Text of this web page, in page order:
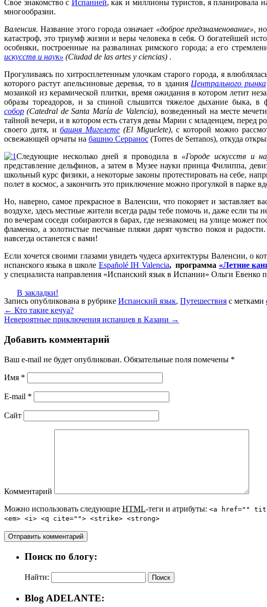
Свое знакомство с Испанией, как и миллионы туристов, я планировала
многообразии.
Валенсия. Название этого города означает «доброе предзнаменование»,
катастроф, это триумф жизни и веры человека в себя. О богатейшей
особняки, построенные на развалинах римского города; а его
искусств и наук» (Ciudad de las artes y ciencias) .
Прогуливаясь по хитросплетенным улочкам старого города, я
которого растут апельсиновые деревья, то в здания Центрального рынка
мозаикой из керамической плитки, время ожидания в котором летит
образы тореадоров, и за спиной слышится тяжелое дыхание быка, в
собор (Catedral de Santa María de Valencia), возведенный на месте
тайной вечери, и в котором есть статуя девы Марии с младенцем, перед
своего дитя, ибашня Мигелете (El Miguelete), с которой можно
освежающей орчаты на башню Серранос (Torres de Serranos), откуда
Следующие несколько дней я проводила в «Городе искусств и
представление дельфинов, а затем в Музее науки принца Филиппа,
школьный курс физики, а некоторые законы протестировать на себе,
полет в космос, а закончить это приключение можно прогулкой в парке
Но, наверно, самое прекрасное в Валенсии, что покоряет и заставляет
воздухе, здесь местные жители всегда рады тебе помочь и, даже если ты
по вечерам соседи собираются в барах, где незнакомец на улице может
фламенко, а золотистые песчаные пляжи дарят чувство покоя и
навсегда останется с вами!
Если хочется своими глазами увидеть чудеса архитектуры Валенсии, о
испанского языка в школе Españolé IH Valencia, программа «Летние
у специалиста направления «Испанский язык в Испании» Ольги Евенко
В закладки!
Запись опубликована в рубрике Испанский язык, Путешествия с метками
← Кто такие кечуа?
Невероятные приключения испанцев в Казани →
Добавить комментарий
Ваш e-mail не будет опубликован. Обязательные поля помечены *
Имя *
E-mail *
Сайт
Комментарий
Можно использовать следующие HTML-теги и атрибуты: <a href=""
<em> <i> <q cite=""> <strike> <strong>
Поиск по блогу:
Найти:
Blog ADELANTE: